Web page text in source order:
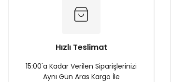
Ürün fiyatı diğer sitelerden daha pahalı.
Hızlı Teslimat
15:00'a Kadar Verilen Siparişlerinizi
Aynı Gün Aras Kargo İle